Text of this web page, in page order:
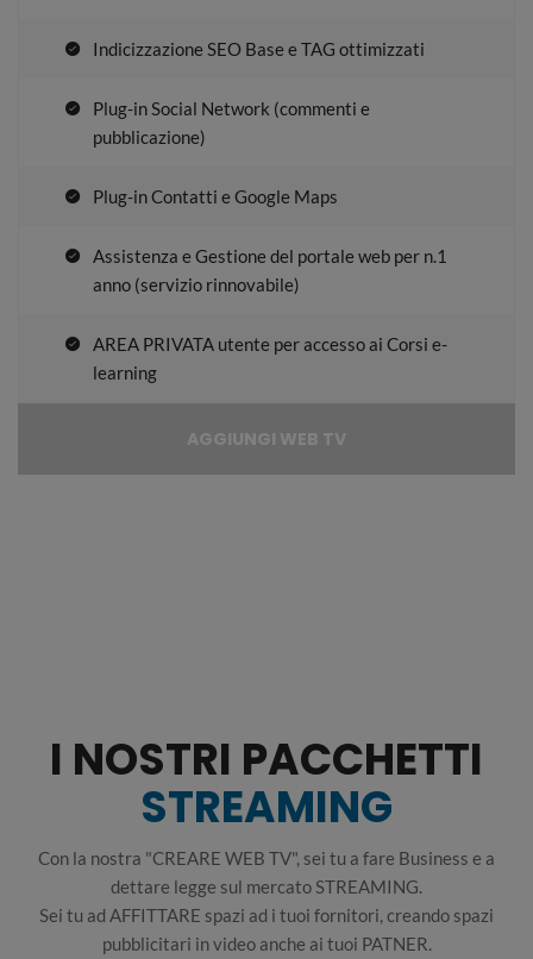
Indicizzazione SEO Base e TAG ottimizzati
Plug-in Social Network (commenti e
pubblicazione)
Plug-in Contatti e Google Maps
Assistenza e Gestione del portale web per n.1
anno (servizio rinnovabile)
AREA PRIVATA utente per accesso ai Corsi e-
learning
AGGIUNGI WEB TV
I NOSTRI PACCHETTI
STREAMING
Con la nostra "CREARE WEB TV", sei tu a fare Business e a
dettare legge sul mercato STREAMING.
Sei tu ad AFFITTARE spazi ad i tuoi fornitori, creando spazi
pubblicitari in video anche ai tuoi PATNER.